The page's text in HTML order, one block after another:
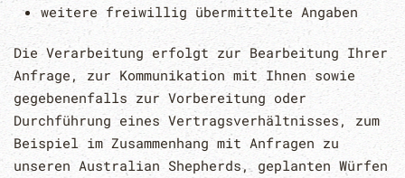
weitere freiwillig übermittelte Angaben
Die Verarbeitung erfolgt zur Bearbeitung Ihrer
Anfrage, zur Kommunikation mit Ihnen sowie
gegebenenfalls zur Vorbereitung oder
Durchführung eines Vertragsverhältnisses, zum
Beispiel im Zusammenhang mit Anfragen zu
unseren Australian Shepherds, geplanten Würfen